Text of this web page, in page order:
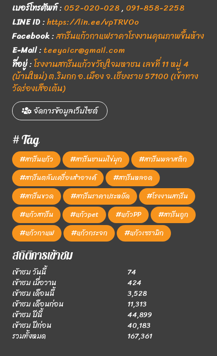
เบอร์โทรศัพท์: 052-020-028, 091-858-2258
LINE ID:https://lin.ee/vpTRVOo
Facebook:สกรีนแก้วกาแฟราคาโรงงานคุณภาพขึ้นห้าง
E-Mail:teeyaicr@gmail.com
ที่อยู่:โรงงานสกรีนแก้วขวัญใจมหาชน เลขที่ 11 หมู่ 4
(บ้านใหม่) ต.ริมกก อ.เมือง จ.เชียงราย 57100 (เข้าทาง
วัดร่องเสือเต้น)
จัดการข้อมูลเว็บไซต์
# Tag
#สกรีนแก้ว #สกรีนชานมไข่มุก
#สกรีนพลาสติก
#สกรีนตลับเครื่องสำอางค์
#สกรีนหลอด
#สกรีนขวด
#สกรีนราคาประหยัด
#โรงงานสกรีน
#แก้วสกรีน
#แก้วpet #แก้วPP
#สกรีนถูก
#แก้วกาแฟ
#แก้วกระจก #แก้วเซรามิก
สถิติการเข้าชม
เข้าชม วันนี้
74
เข้าชม เมื่อวาน
424
เข้าชม เดือนนี้
3,528
เข้าชม เดือนก่อน
11,313
เข้าชม ปีนี้
44,899
เข้าชม ปีก่อน
40,183
รวมทั้งหมด
167,361